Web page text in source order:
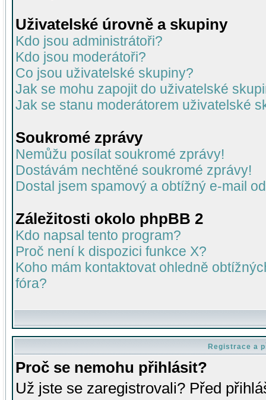
Uživatelské úrovně a skupiny
Kdo jsou administrátoři?
Kdo jsou moderátoři?
Co jsou uživatelské skupiny?
Jak se mohu zapojit do uživatelské
Jak se stanu moderátorem uživatelské
Soukromé zprávy
Nemůžu posílat soukromé zprávy!
Dostávám nechtěné soukromé zprávy!
Dostal jsem spamový a obtížný e-mail
Záležitosti okolo phpBB 2
Kdo napsal tento program?
Proč není k dispozici funkce X?
Koho mám kontaktovat ohledně
fóra?
Registrace a
Proč se nemohu přihlásit?
Už jste se zaregistrovali? Před